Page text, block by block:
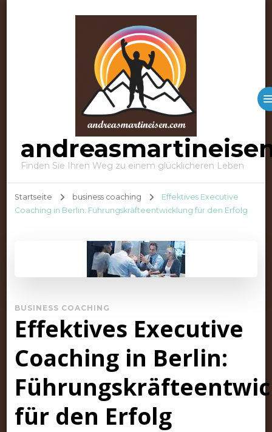
Finden Sie Ihren Weg zu einem glücklicheren Leben
Startseite business coaching
Effektives Executive
Coaching in Berlin: Führungskräfteentwicklung für den Erfolg
BUSINESS COACHING
Effektives Executive
Coaching in Berlin:
für den Erfolg